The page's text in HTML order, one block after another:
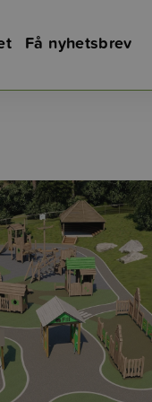
Få nyhetsbrev